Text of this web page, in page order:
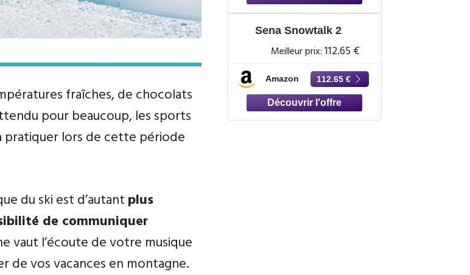
fraîches, de chocolats
pour beaucoup, les sports
pratiquer lors de cette période
du ski est d’autant plus
de communiquer
vaut l’écoute de votre musique
de vos vacances en montagne.
Sena Snowtalk 2
Meilleur prix:112.65 €
Amazon 112.65 €